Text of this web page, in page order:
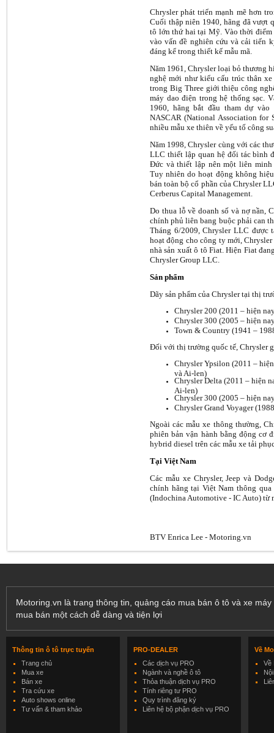
Chrysler phát triển mạnh mẽ hơn
Cuối thập niên 1940, hãng đã vượt
tô lớn thứ hai tại Mỹ. Vào thời điểm
vào vấn đề nghiên cứu và cải tiến
đáng kể trong thiết kế mẫu mã.
Năm 1961, Chrysler loại bỏ thương
nghệ mới như kiểu cấu trúc thân
trong Big Three giới thiệu công
máy dao điện trong hệ thống sạc.
1960, hãng bắt đầu tham dự
NASCAR (National Association for
nhiều mẫu xe thiên về yếu tố công
Năm 1998, Chrysler cùng với các
LLC thiết lập quan hệ đối tác bình
Đức và thiết lập nên một liên minh
Tuy nhiên do hoạt động không
bán toàn bộ cổ phần của Chrysler
Cerberus Capital Management.
Do thua lỗ về doanh số và nợ nần,
chính phủ liên bang buộc phải can
Tháng 6/2009, Chrysler LLC được
hoạt động cho công ty mới,
nhà sản xuất ô tô Fiat. Hiện Fiat
Chrysler Group LLC.
Sản phẩm
Dãy sản phẩm của Chrysler tại thị
Chrysler 200 (2011 – hiện
Chrysler 300 (2005 – hiện
Town & Country (1941 –
Đối với thị trường quốc tế, Chrysler
Chrysler Ypsilon (2011 –
và Ai-len)
Chrysler Delta (2011 – hiện
Ai-len)
Chrysler 300 (2005 – hiện
Chrysler Grand Voyager
Ngoài các mẫu xe thông thường,
phiên bản vận hành bằng động cơ
hybrid diesel trên các mẫu xe tải
Tại Việt Nam
Các mẫu xe Chrysler, Jeep và
chính hãng tại Việt Nam thông
(Indochina Automotive - IC Auto) từ
BTV Enrica Lee - Motoring.vn
Motoring.vn là trang thông tin, quảng cáo mua bán ô tô và xe
mua bán một cách dễ dàng và tiện lợi
Thông tin ô tô trực tuyến
Trang chủ
Mua xe
Bán xe
Tra cứu xe
Auto shows online
Tư vấn & tham khảo
PRO-DEALER
Các dịch vụ PRO
Ngành và nghề ô tô
Thỏa thuận dịch vụ PRO
Tính riêng tư PRO
Quy trình đăng ký
Liên hệ bộ phận dịch vụ PRO
Về
Về